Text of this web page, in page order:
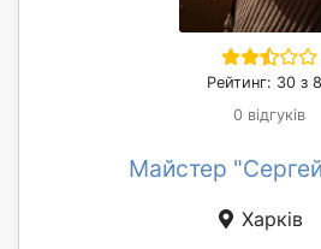
Рейтинг: 30 з
0 відгуків
Майстер
Харків